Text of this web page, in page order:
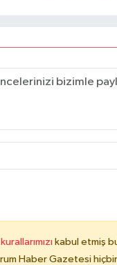
kabul etmiş
Haber Gazetesi